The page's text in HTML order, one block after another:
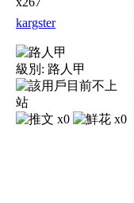
kargster
級別: 路人甲
x0 x0